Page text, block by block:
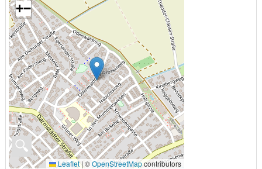
🔍
+−
Leaflet|©OpenStreetMapcontributors